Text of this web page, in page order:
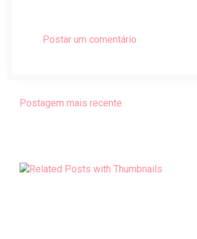
Postar um comentário
Postagem mais recente